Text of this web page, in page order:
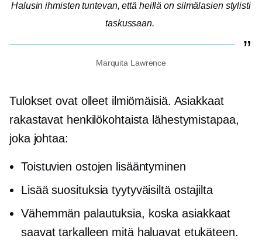
Halusin ihmisten tuntevan, että heillä on silmälasien stylisti
taskussaan.
Marquita Lawrence
Tulokset ovat olleet ilmiömäisiä. Asiakkaat
rakastavat henkilökohtaista lähestymistapaa,
joka johtaa:
Toistuvien ostojen lisääntyminen
Lisää suosituksia tyytyväisiltä ostajilta
Vähemmän palautuksia, koska asiakkaat
saavat tarkalleen mitä haluavat etukäteen.